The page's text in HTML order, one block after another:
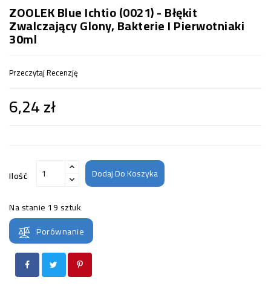
ZOOLEK Blue Ichtio (0021) - Błękit
Zwalczający Glony, Bakterie I Pierwotniaki
30ml
Przeczytaj Recenzję
6,24 zł
Ilość Dodaj Do Koszyka
Na stanie 19 sztuk
Porównanie